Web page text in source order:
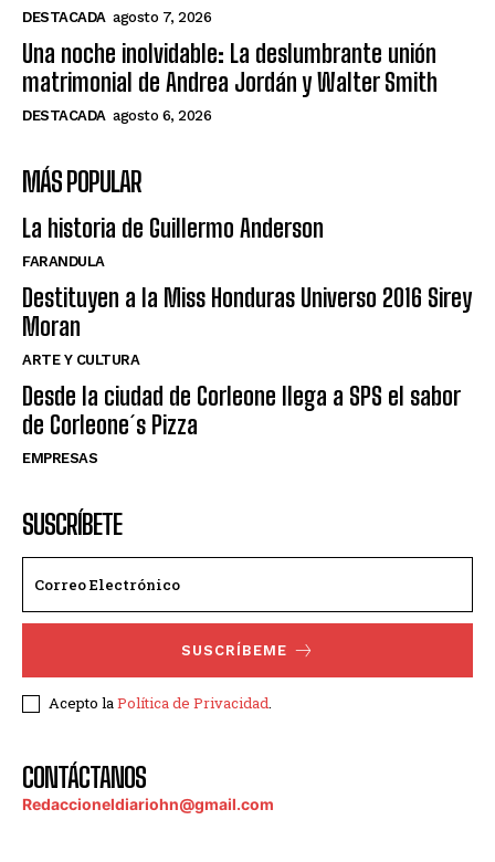
DESTACADA agosto 7, 2026
Una noche inolvidable: La deslumbrante unión
matrimonial de Andrea Jordán y Walter Smith
DESTACADA agosto 6, 2026
MÁS POPULAR
La historia de Guillermo Anderson
FARANDULA
Destituyen a la Miss Honduras Universo 2016 Sirey
Moran
ARTE Y CULTURA
Desde la ciudad de Corleone llega a SPS el sabor
de Corleone´s Pizza
EMPRESAS
SUSCRÍBETE
SUSCRÍBEME
Acepto laPolítica de Privacidad.
CONTÁCTANOS
Redaccioneldiariohn@gmail.com